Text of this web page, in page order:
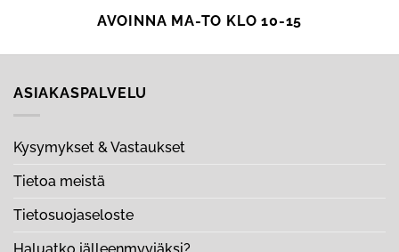
AVOINNA MA-TO KLO 10-15
ASIAKASPALVELU
Kysymykset & Vastaukset
Tietoa meistä
Tietosuojaseloste
Haluatko jälleenmyyjäksi?